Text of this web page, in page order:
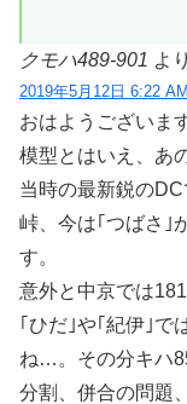
クモハ489-901 よ
2019年5月12日 6:22 AM
おはようございま
模型とはいえ、あ
当時の最新鋭の
峠、今は｢つばさ｣
す。
意外と中京では
｢ひだ｣や｢紀伊｣で
ね…。その分キハ
分割、併合の問題